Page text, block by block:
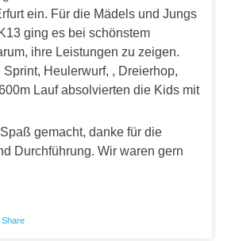
ein. Für die Mädels und Jungs
ging es bei schönstem
ihre Leistungen zu zeigen.
Heulerwurf, , Dreierhop,
Lauf absolvierten die Kids mit
gemacht, danke für die
Durchführung. Wir waren gern
Share